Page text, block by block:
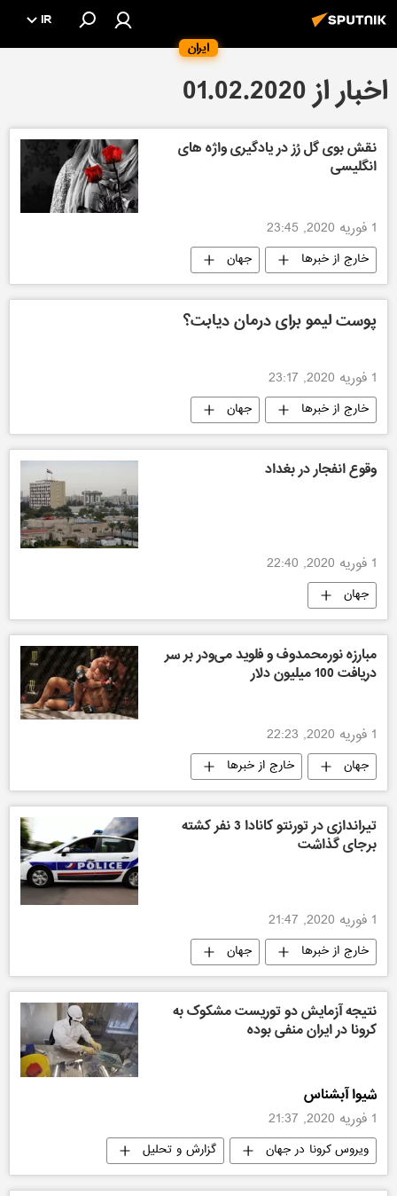
ایران
IR
اخبار از 01.02.2020
نقش بوی گل رُز در یادگیری واژه های
انگلیسی
1 فوریه 2020, 23:45
خارج از خبرها جهان
پوست لیمو برای درمان دیابت؟
1 فوریه 2020, 23:17
خارج از خبرها جهان
وقوع انفجار در بغداد
1 فوریه 2020, 22:40
جهان
مبارزه نورمحمدوف و فلوید می‌ودر بر سر
دریافت 100 میلیون دلار
1 فوریه 2020, 22:23
جهان خارج از خبرها
تیراندازی در تورنتو کانادا 3 نفر کشته
برجای گذاشت
1 فوریه 2020, 21:47
خارج از خبرها جهان
نتیجه آزمایش دو توریست مشکوک به
کرونا در ایران منفی بوده
شیوا آبشناس
1 فوریه 2020, 21:37
ویروس کرونا در جهان گزارش و تحلیل